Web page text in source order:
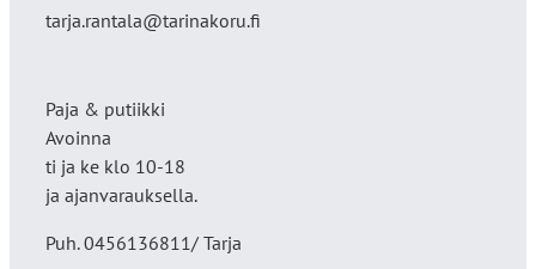
tarja.rantala@tarinakoru.fi
Paja & putiikki
Avoinna
ti ja ke klo 10-18
ja ajanvarauksella.
Puh. 0456136811/ Tarja